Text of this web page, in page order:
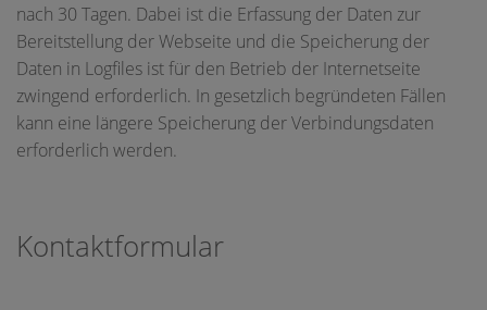
nach 30 Tagen. Dabei ist die Erfassung der Daten zur
Bereitstellung der Webseite und die Speicherung der
Daten in Logfiles ist für den Betrieb der Internetseite
zwingend erforderlich. In gesetzlich begründeten Fällen
kann eine längere Speicherung der Verbindungsdaten
erforderlich werden.
Kontaktformular